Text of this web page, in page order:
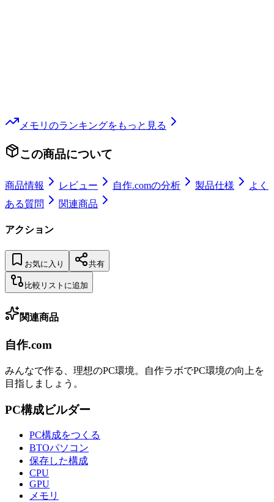
メモリ のランキングをもっと見る
この商品について
商品情報 レビュー 自作.comの分析 製品仕様
よく
ある質問
関連商品
アクション
お気に入り 共有
比較リストに追加
関連商品
自作.com
みんなで作る、理想のPC環境。 自作ラボでPC環境の向上を
目指しましょう。
PC構成ビルダー
PC構成をつくる
BTOパソコン
保存した構成
CPU
GPU
メモリ